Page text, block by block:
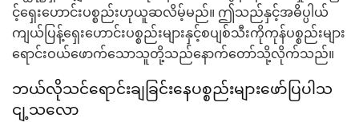
င့်ရှေးဟောင်းပစ္စည်းဟုယူဆလိမ့်မည်။ ဤသည်နှင့်အဓိပ္ပါယ်
ကျယ်ပြန့်ရှေးဟောင်းပစ္စည်းများနှင့်စပျစ်သီးကိုကုန်ပစ္စည်းများ
ရောင်းဝယ်ဖောက်သောသူတို့သည်နောက်တော်သို့လိုက်သည်။
ဘယ်လိုသင်ရောင်းချခြင်းနေပစ္စည်းများဖော်ပြပါသ
ငျ့သလော